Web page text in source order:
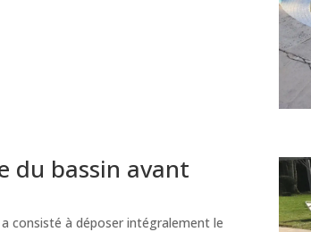
du bassin avant
consisté à déposer intégralement le